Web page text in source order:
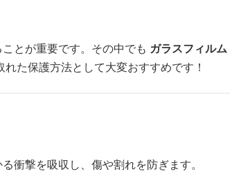
とが重要です。その中でも ガラスフィルム
た保護方法として大変おすすめです！
衝撃を吸収し、傷や割れを防ぎます。